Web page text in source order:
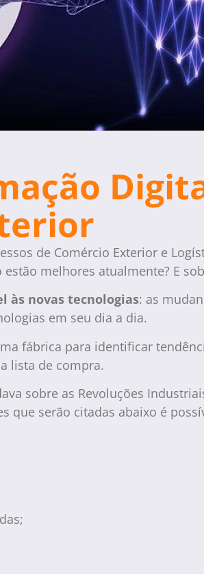
de Comércio Exterior e
melhores atualmente? E
às novas tecnologias: as
em seu dia a dia.
fábrica para identificar
lista de compra.
sobre as Revoluções
que serão citadas abaixo é